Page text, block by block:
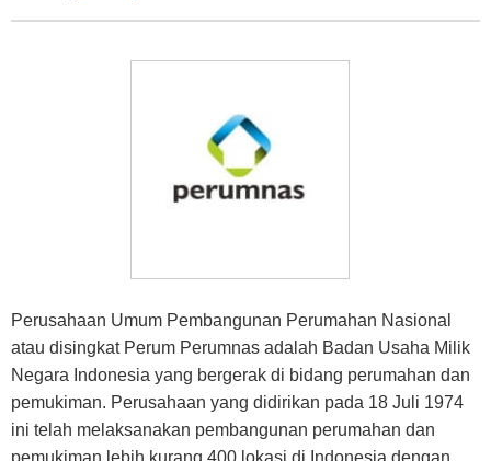
Perusahaan Umum Pembangunan Perumahan Nasional
atau disingkat Perum Perumnas adalah Badan Usaha Milik
Negara Indonesia yang bergerak di bidang perumahan dan
pemukiman. Perusahaan yang didirikan pada 18 Juli 1974
ini telah melaksanakan pembangunan perumahan dan
pemukiman lebih kurang 400 lokasi di Indonesia dengan